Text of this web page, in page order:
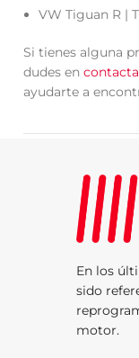
VW Tiguan R |
Si tienes alguna
dudes en
ayudarte a
En los
sido
motor.